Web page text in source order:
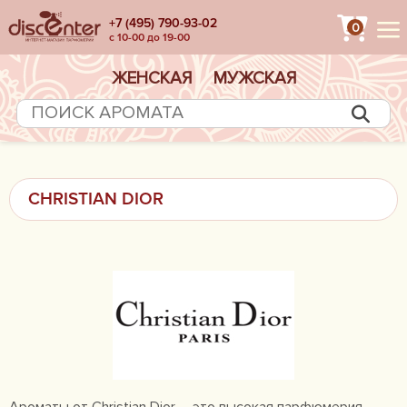
+7 (495) 790-93-02
с 10-00 до 19-00
0
ЖЕНСКАЯ МУЖСКАЯ
CHRISTIAN DIOR